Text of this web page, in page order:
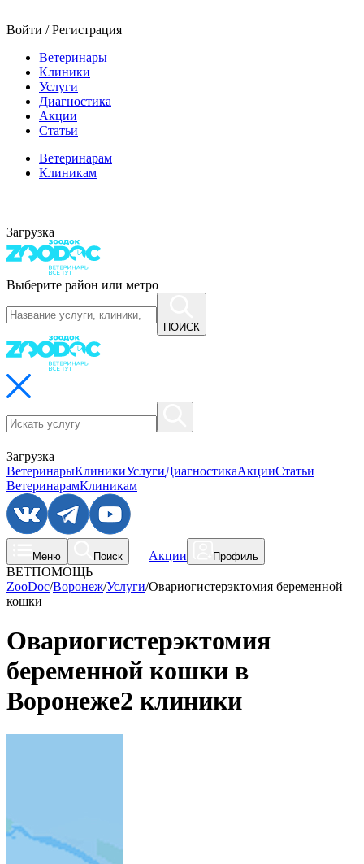
Войти / Регистрация
Ветеринары
Клиники
Услуги
Диагностика
Акции
Статьи
Ветеринарам
Клиникам
Загрузка
Выберите район или метро
ПОИСК
Загрузка
ВетеринарыКлиникиУслугиДиагностикаАкцииСтатьи
ВетеринарамКлиникам
Меню Поиск Акции Профиль
ВЕТПОМОЩЬ
ZooDoc/Воронеж/Услуги/Овариогистерэктомия беременной
кошки
Овариогистерэктомия
беременной кошки в
Воронеже2 клиники